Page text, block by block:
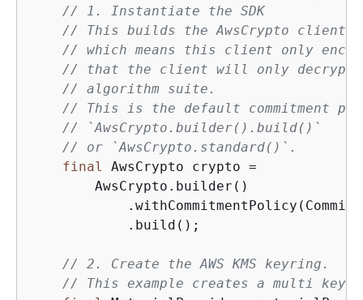
// 1. Instantiate the SDK
// This builds the AwsCrypto client
// which means this client only
// that the client will only decrypt
// algorithm suite.
// This is the default commitment
// `AwsCrypto.builder().build()`
// or `AwsCrypto.standard()`.
final
AwsCrypto crypto =
        AwsCrypto.builder()
            .build();
// 2. Create the AWS KMS keyring.
// This example creates a multi